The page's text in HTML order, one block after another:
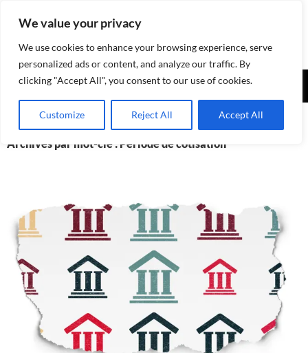
We value your privacy
We use cookies to enhance your browsing experience, serve
personalized ads or content, and analyze our traffic. By
clicking "Accept All", you consent to our use of cookies.
Customize Reject All Accept All
Assurances-sociales.info
Recherche
Archives par mot-clé : Période de cotisation